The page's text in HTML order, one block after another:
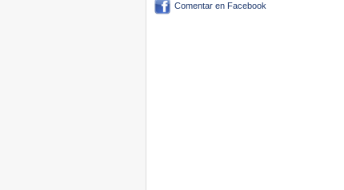
Comentar en Facebook